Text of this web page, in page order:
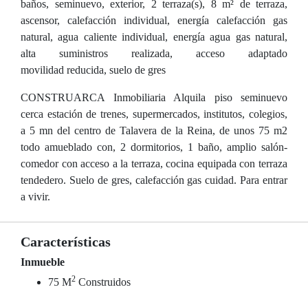
baños, seminuevo, exterior, 2 terraza(s), 8 m² de terraza,
ascensor, calefacción individual, energía calefacción gas
natural, agua caliente individual, energía agua gas natural,
alta suministros realizada, acceso adaptado
movilidad reducida, suelo de gres
CONSTRUARCA Inmobiliaria Alquila piso seminuevo
cerca estación de trenes, supermercados, institutos, colegios,
a 5 mn del centro de Talavera de la Reina, de unos 75 m2
todo amueblado con, 2 dormitorios, 1 baño, amplio salón-
comedor con acceso a la terraza, cocina equipada con terraza
tendedero. Suelo de gres, calefacción gas cuidad. Para entrar
a vivir.
Características
Inmueble
75 M2 Construidos